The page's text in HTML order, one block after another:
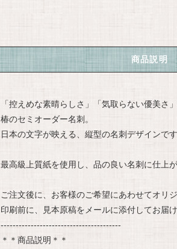
商品説明
「控えめな素晴らしさ」「気取らない優美さ
椿のセミオーダー名刺。
日本の文字が映える、縦型の名刺デザインです
最高級上質紙を使用し、品の良い名刺に仕上が
ご注文後に、お客様のご希望にあわせてオリ
印刷前に、見本原稿をメールに添付してお届
----------------------------------------
＊＊商品説明＊＊